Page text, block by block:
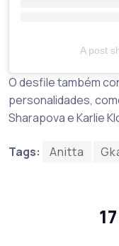
A post
O desfile também
personalidades,
Sharapova e Karlie
Tags: Anitta